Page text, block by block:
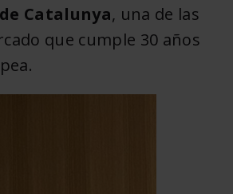
Catalunya, una de las
que cumple 30 años